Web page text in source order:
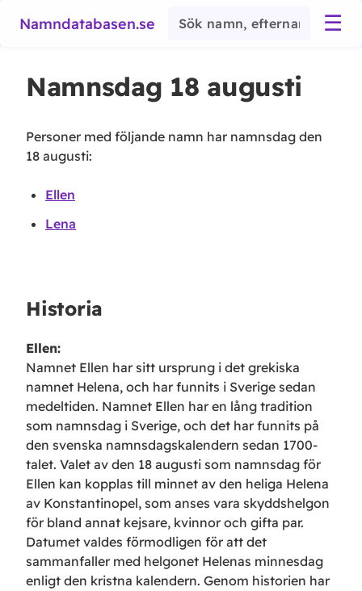
Namndatabasen.se ☰
Namnsdag 18 augusti
Personer med följande namn har namnsdag den
18 augusti:
Ellen
Lena
Historia
Ellen:
Namnet Ellen har sitt ursprung i det grekiska
namnet Helena, och har funnits i Sverige sedan
medeltiden. Namnet Ellen har en lång tradition
som namnsdag i Sverige, och det har funnits på
den svenska namnsdagskalendern sedan 1700-
talet. Valet av den 18 augusti som namnsdag för
Ellen kan kopplas till minnet av den heliga Helena
av Konstantinopel, som anses vara skyddshelgon
för bland annat kejsare, kvinnor och gifta par.
Datumet valdes förmodligen för att det
sammanfaller med helgonet Helenas minnesdag
enligt den kristna kalendern. Genom historien har